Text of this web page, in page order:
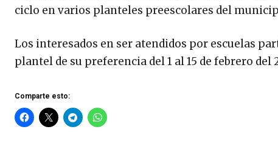
ciclo en varios planteles preescolares del
Los interesados en ser atendidos por escuelas
plantel de su preferencia del 1 al 15 de febrero del
Comparte esto: